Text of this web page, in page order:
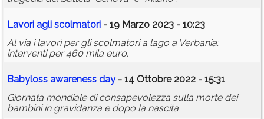
Lavori agli scolmatori - 19 Marzo 2023 - 10:23
Al via i lavori per gli scolmatori a lago a Verbania:
interventi per 460 mila euro.
Babyloss awareness day- 14 Ottobre 2022 - 15:31
Giornata mondiale di consapevolezza sulla morte dei
bambini in gravidanza e dopo la nascita